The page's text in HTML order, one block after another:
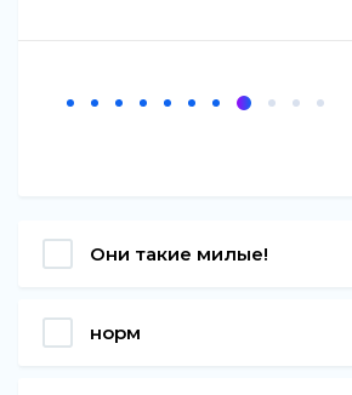
Они такие милые!
норм